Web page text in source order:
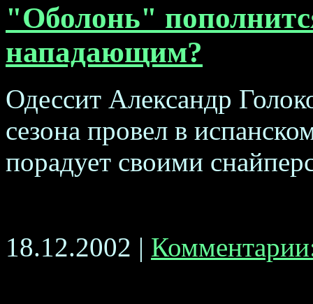
"Оболонь"
нападающим?
Одессит Александр
сезона провел в
порадует своими
18.12.2002 |